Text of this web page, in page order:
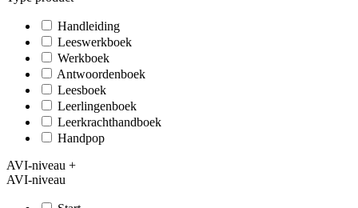
Handleiding
Leeswerkboek
Werkboek
Antwoordenboek
Leesboek
Leerlingenboek
Leerkrachthandboek
Handpop
AVI-niveau +
AVI-niveau